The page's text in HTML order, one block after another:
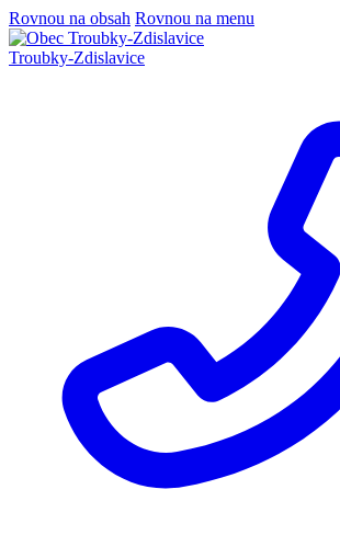
Rovnou na obsah Rovnou na menu
Troubky-Zdislavice